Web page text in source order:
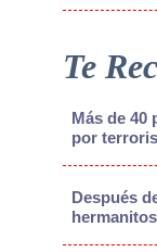
Te
Más de 40
por
Después